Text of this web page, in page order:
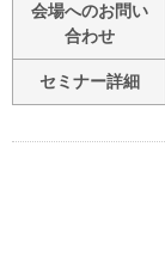
会場へのお問い
合わせ
セミナー詳細